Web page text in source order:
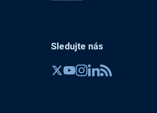
Sledujte nás